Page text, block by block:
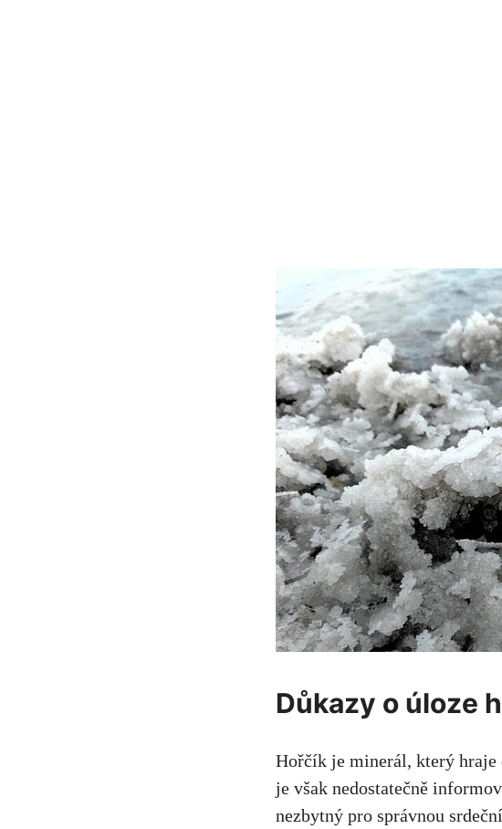
Důkazy o úloze
Hořčík je minerál, který hraje
je však‌ nedostatečně
nezbytný pro správnou